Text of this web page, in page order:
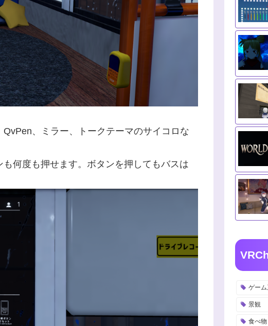
、ミラー、トークテーマのサイコロな
何度も押せます。ボタンを押してもバスは
ゲー
景観
食べ物